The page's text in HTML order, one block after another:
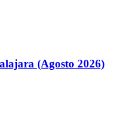
(Agosto 2026)